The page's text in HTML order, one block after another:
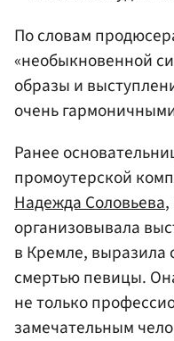
По словам
«необыкновенной
образы и
очень
Ранее
промоутерской
Надежда Соловьева,
организовывала
в Кремле, выразила
смертью певицы.
не только
замечательным